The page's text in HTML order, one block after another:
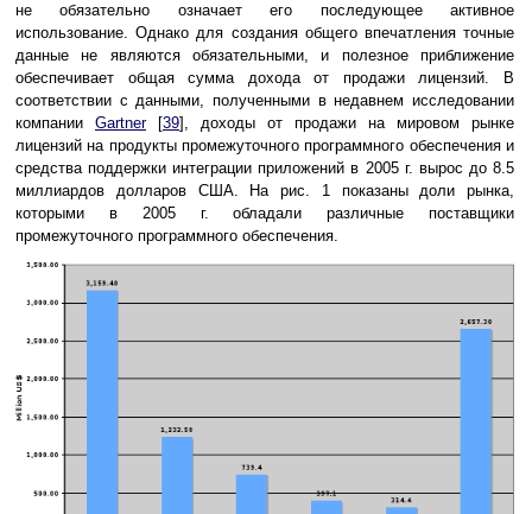
не обязательно означает его последующее активное
использование. Однако для создания общего впечатления точные
данные не являются обязательными, и полезное приближение
обеспечивает общая сумма дохода от продажи лицензий. В
соответствии с данными, полученными в недавнем исследовании
компании Gartner[39], доходы от продажи на мировом рынке
лицензий на продукты промежуточного программного обеспечения и
средства поддержки интеграции приложений в 2005 г. вырос до 8.5
миллиардов долларов США. На рис. 1 показаны доли рынка,
которыми в 2005 г. обладали различные поставщики
промежуточного программного обеспечения.